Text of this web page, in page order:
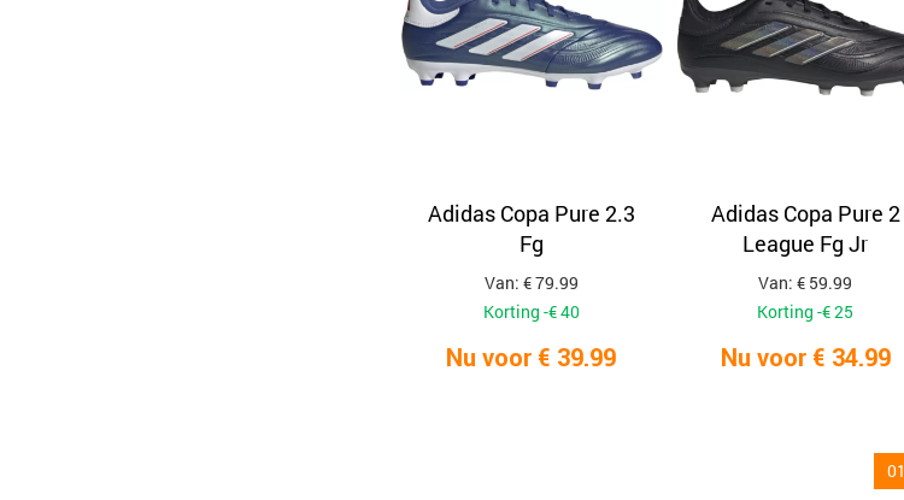
Adidas Copa Pure 2.3
Fg
Van: € 79.99
Korting -€ 40
Nu voor € 39.99
Adidas Copa Pure 2
League Fg Jr
Van: € 59.99
Korting -€ 25
Nu voor € 34.99
01